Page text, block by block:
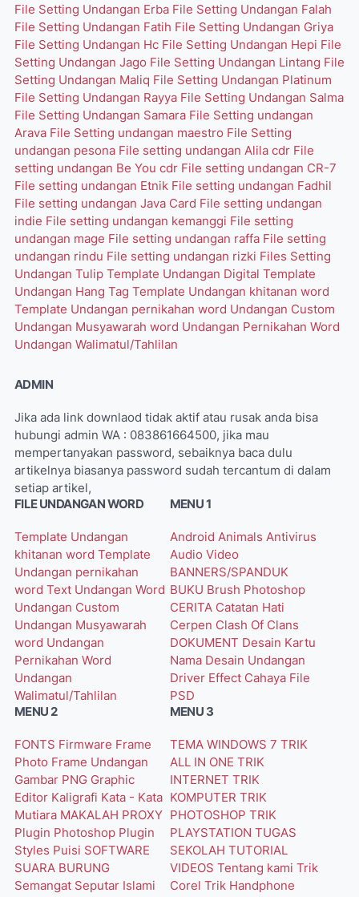
File Setting Undangan Erba File Setting Undangan Falah
File Setting Undangan Fatih File Setting Undangan Griya
File Setting Undangan Hc File Setting Undangan Hepi File
Setting Undangan Jago File Setting Undangan Lintang File
Setting Undangan Maliq File Setting Undangan Platinum
File Setting Undangan Rayya File Setting Undangan Salma
File Setting Undangan Samara File Setting undangan
Arava File Setting undangan maestro File Setting
undangan pesona File setting undangan Alila cdr File
setting undangan Be You cdr File setting undangan CR-7
File setting undangan Etnik File setting undangan Fadhil
File setting undangan Java Card File setting undangan
indie File setting undangan kemanggi File setting
undangan mage File setting undangan raffa File setting
undangan rindu File setting undangan rizki Files Setting
Undangan Tulip Template Undangan Digital Template
Undangan Hang Tag Template Undangan khitanan word
Template Undangan pernikahan word Undangan Custom
Undangan Musyawarah word Undangan Pernikahan Word
Undangan Walimatul/Tahlilan
ADMIN
Jika ada link downlaod tidak aktif atau rusak anda bisa
hubungi admin WA : 083861664500, jika mau
mempertanyakan password, sebaiknya baca dulu
artikelnya biasanya password sudah tercantum di dalam
setiap artikel,
FILE UNDANGAN WORD
Template Undangan
khitanan word Template
Undangan pernikahan
word Text Undangan Word
Undangan Custom
Undangan Musyawarah
word Undangan
Pernikahan Word
Undangan
Walimatul/Tahlilan
MENU 1
Android Animals Antivirus
Audio Video
BANNERS/SPANDUK
BUKU Brush Photoshop
CERITA Catatan Hati
Cerpen Clash Of Clans
DOKUMENT Desain Kartu
Nama Desain Undangan
Driver Effect Cahaya File
PSD
MENU 2
FONTS Firmware Frame
Photo Frame Undangan
Gambar PNG Graphic
Editor Kaligrafi Kata - Kata
Mutiara MAKALAH PROXY
Plugin Photoshop Plugin
Styles Puisi SOFTWARE
SUARA BURUNG
Semangat Seputar Islami
MENU 3
TEMA WINDOWS 7 TRIK
ALL IN ONE TRIK
INTERNET TRIK
KOMPUTER TRIK
PHOTOSHOP TRIK
PLAYSTATION TUGAS
SEKOLAH TUTORIAL
VIDEOS Tentang kami Trik
Corel Trik Handphone